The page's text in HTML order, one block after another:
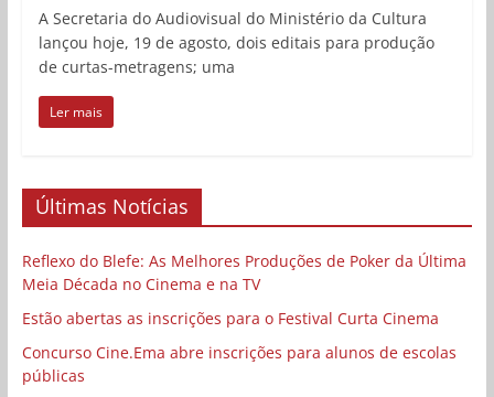
A Secretaria do Audiovisual do Ministério da Cultura
lançou hoje, 19 de agosto, dois editais para produção
de curtas-metragens; uma
Ler mais
Últimas Notícias
Reflexo do Blefe: As Melhores Produções de Poker da Última
Meia Década no Cinema e na TV
Estão abertas as inscrições para o Festival Curta Cinema
Concurso Cine.Ema abre inscrições para alunos de escolas
públicas